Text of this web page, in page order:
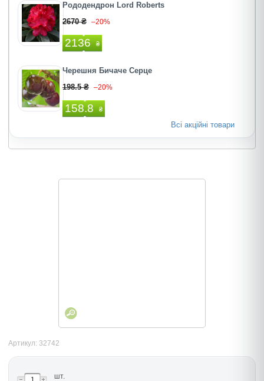
Рододендрон Lord Roberts
2670 ₴ –20%
2136 ₴
Черешня Бичаче Серце
198.5 ₴ –20%
158.8 ₴
Всі акційні товари
Артикул: 32742
шт.